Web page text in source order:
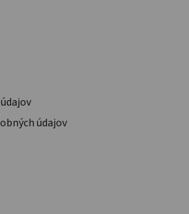
údajov